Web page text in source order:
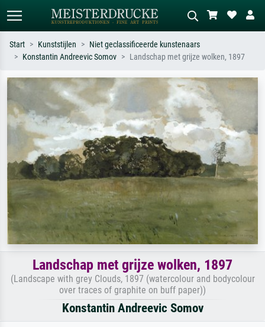
Zoek op kunstenaar, titel of stijl – bijv.
Monet, Sterrennacht, impressionisme,
Hokusai-golf, naakt.
Beschrijf de scène – bijv. groene
weide, abstract met veel rood, donker
olieverfschilderij, staand naakt naast
een boom.
Start Kunststijlen
Niet geclassificeerde kunstenaars
Konstantin Andreevic Somov
Landschap met grijze wolken, 1897
Landschap met grijze wolken, 1897
(Landscape with grey Clouds, 1897 (watercolour and bodycolour
over traces of graphite on buff paper))
Konstantin Andreevic Somov